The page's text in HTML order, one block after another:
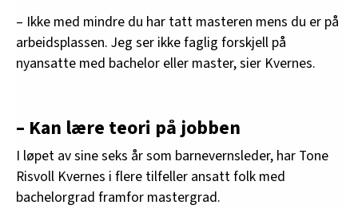
– Ikke med mindre du har tatt masteren mens du er på
arbeidsplassen. Jeg ser ikke faglig forskjell på
nyansatte med bachelor eller master, sier Kvernes.
– Kan lære teori på jobben
I løpet av sine seks år som barnevernsleder, har Tone
Risvoll Kvernes i flere tilfeller ansatt folk med
bachelorgrad framfor mastergrad.